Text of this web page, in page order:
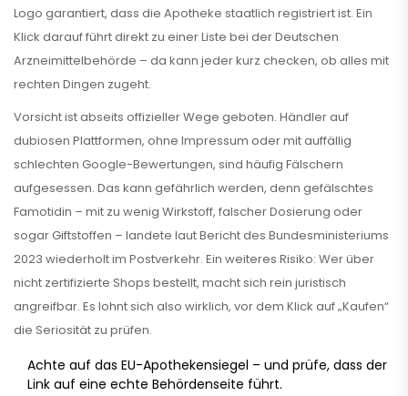
Logo garantiert, dass die Apotheke staatlich registriert ist. Ein
Klick darauf führt direkt zu einer Liste bei der Deutschen
Arzneimittelbehörde – da kann jeder kurz checken, ob alles mit
rechten Dingen zugeht.
Vorsicht ist abseits offizieller Wege geboten. Händler auf
dubiosen Plattformen, ohne Impressum oder mit auffällig
schlechten Google-Bewertungen, sind häufig Fälschern
aufgesessen. Das kann gefährlich werden, denn gefälschtes
Famotidin – mit zu wenig Wirkstoff, falscher Dosierung oder
sogar Giftstoffen – landete laut Bericht des Bundesministeriums
2023 wiederholt im Postverkehr. Ein weiteres Risiko: Wer über
nicht zertifizierte Shops bestellt, macht sich rein juristisch
angreifbar. Es lohnt sich also wirklich, vor dem Klick auf „Kaufen“
die Seriosität zu prüfen.
Achte auf das EU-Apothekensiegel – und prüfe, dass der
Link auf eine echte Behördenseite führt.